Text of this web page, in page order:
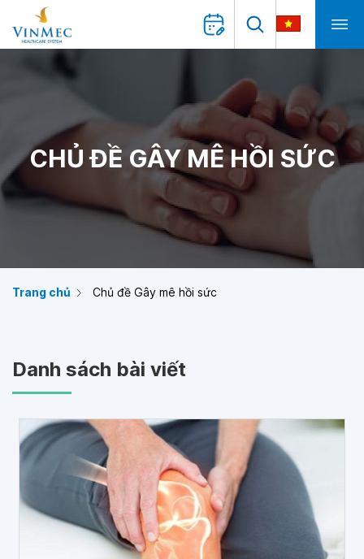
CHỦ ĐỀ GÂY MÊ HỒI SỨC
Trang chủ Chủ đề Gây mê hồi sức
Danh sách bài viết